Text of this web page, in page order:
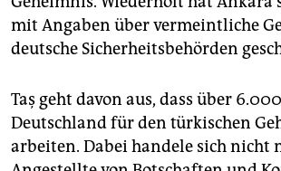
mit Angaben über vermeintliche
deutsche Sicherheitsbehörden
Taş geht davon aus, dass über
Deutschland für den türkischen
arbeiten. Dabei handele sich nicht